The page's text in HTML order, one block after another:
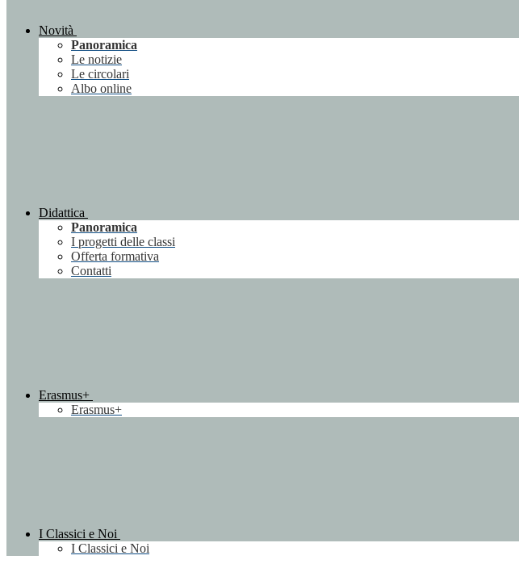
Novità
Panoramica
Le notizie
Le circolari
Albo online
Didattica
Panoramica
I progetti delle classi
Offerta formativa
Contatti
Erasmus+
Erasmus+
I Classici e Noi
I Classici e Noi